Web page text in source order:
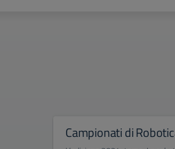
Campionati di